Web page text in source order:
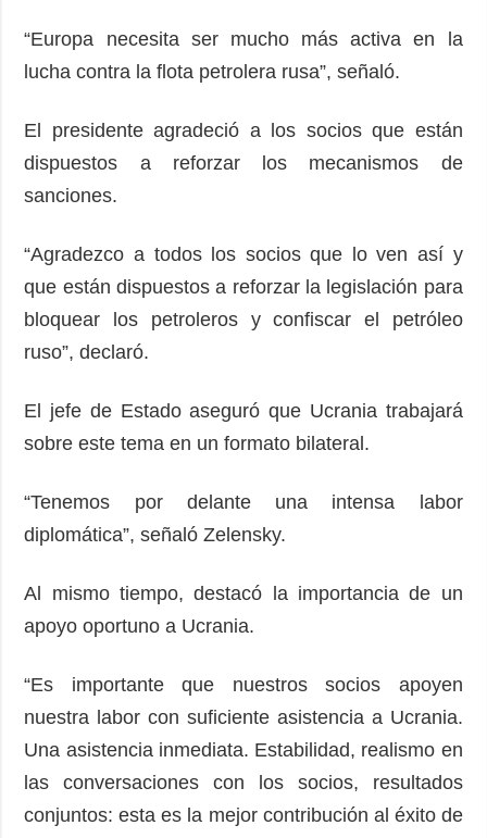
“Europa necesita ser mucho más activa en la
lucha contra la flota petrolera rusa”, señaló.
El presidente agradeció a los socios que están
dispuestos a reforzar los mecanismos de
sanciones.
“Agradezco a todos los socios que lo ven así y
que están dispuestos a reforzar la legislación para
bloquear los petroleros y confiscar el petróleo
ruso”, declaró.
El jefe de Estado aseguró que Ucrania trabajará
sobre este tema en un formato bilateral.
“Tenemos por delante una intensa labor
diplomática”, señaló Zelensky.
Al mismo tiempo, destacó la importancia de un
apoyo oportuno a Ucrania.
“Es importante que nuestros socios apoyen
nuestra labor con suficiente asistencia a Ucrania.
Una asistencia inmediata. Estabilidad, realismo en
las conversaciones con los socios, resultados
conjuntos: esta es la mejor contribución al éxito de